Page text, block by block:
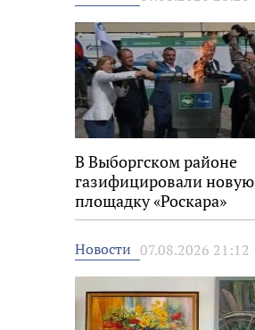
В Выборгском районе
газифицировали новую
площадку «Роскара»
Новости 07.08.2026 21:12